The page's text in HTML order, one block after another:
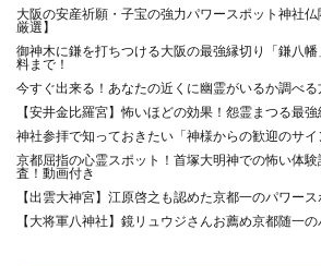
大阪の安産祈願・子宝の強力パワースポット神社
厳選】
御神木に鎌を打ちつける大阪の最強縁切り「鎌八
料まで！
今すぐ出来る！あなたの近くに幽霊がいるか調べる
【安井金比羅宮】怖いほどの効果！怨霊まつる最
神社参拝で知っておきたい「神様からの歓迎のサイ
京都屈指の心霊スポット！首塚大明神での怖い体
査！動画付き
【出雲大神宮】江原啓之も認めた京都一のパワース
【大将軍八神社】鏡リュウジさんお薦め京都随一の